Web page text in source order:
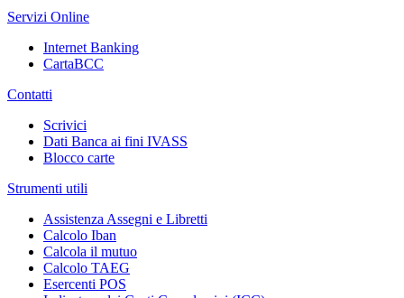
Servizi Online
Internet Banking
CartaBCC
Contatti
Scrivici
Dati Banca ai fini IVASS
Blocco carte
Strumenti utili
Assistenza Assegni e Libretti
Calcolo Iban
Calcola il mutuo
Calcolo TAEG
Esercenti POS